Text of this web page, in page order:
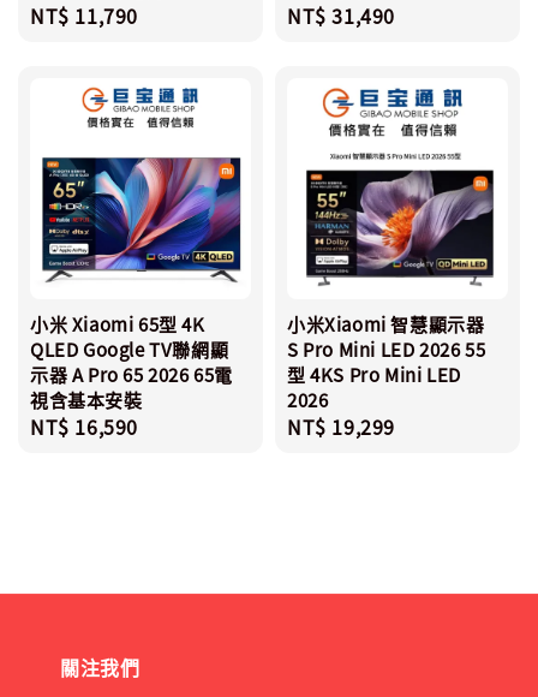
Regular
NT$ 11,790
Regular
NT$ 31,490
小米 Xiaomi 65型 4K
QLED Google TV聯網顯
示器 A Pro 65 2026 65電
視含基本安裝
Regular
NT$ 16,590
小米Xiaomi 智慧顯示器
S Pro Mini LED 2026 55
型 4KS Pro Mini LED
2026
Regular
NT$ 19,299
關注我們